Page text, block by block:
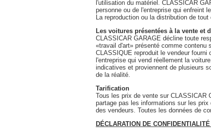
l'utilisation du matériel. CLASSICAR
personne ou de l'entreprise qui enfreint
La reproduction ou la distribution de
Les voitures présentées à la vente et
CLASSICAR GARAGE décline toute
«travail d'art» présenté comme
CLASSIQUE reproduit le vendeur
l'entreprise qui vend réellement la
indicatives et proviennent de plusieurs
de la réalité.
Tarification
Tous les prix de vente sur CLASSICAR
partage pas les informations sur les
des vendeurs. Toutes les données de
DÉCLARATION DE